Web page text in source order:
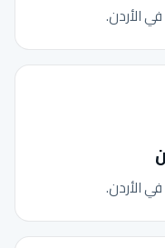
الأردن.
الأردن.